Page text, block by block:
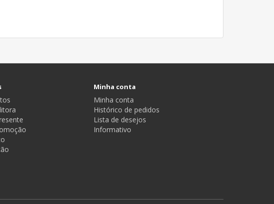
Minha conta
Minha conta
Histórico de pedidos
Lista de desejos
Informativo